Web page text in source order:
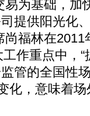
易为基础，加
提供阳光化
福林在
作重点中，
管的全国性
化，意味着